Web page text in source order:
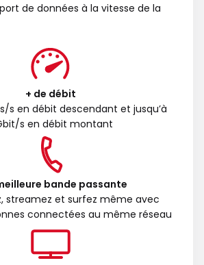
de données à la vitesse de la
+ de débit
s en débit descendant et jusqu’à
s en débit montant
bande passante
streamez et surfez même avec
connectées au même réseau